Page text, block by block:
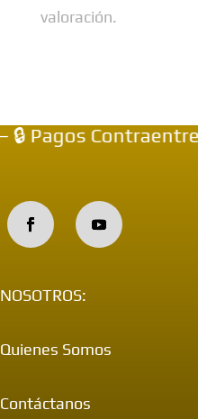
valoración.
NOSOTROS:
Quienes Somos
Contáctanos